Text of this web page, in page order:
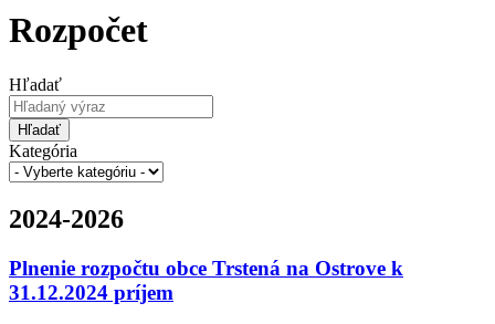
Rozpočet
Hľadať
Hľadať
Kategória
2024-2026
Plnenie rozpočtu obce Trstená na Ostrove k
31.12.2024 príjem